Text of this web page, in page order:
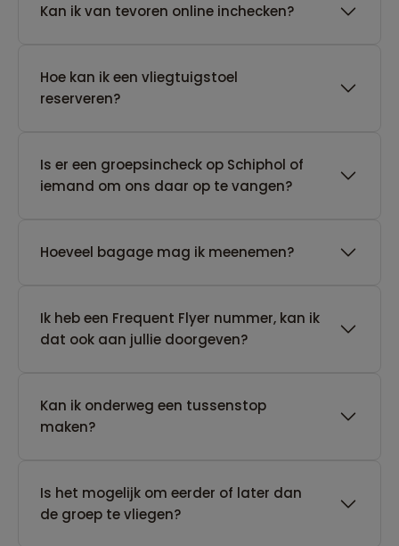
Kan ik van tevoren online inchecken?
Hoe kan ik een vliegtuigstoel
reserveren?
Is er een groepsincheck op Schiphol of
iemand om ons daar op te vangen?
Hoeveel bagage mag ik meenemen?
Ik heb een Frequent Flyer nummer, kan ik
dat ook aan jullie doorgeven?
Kan ik onderweg een tussenstop
maken?
Is het mogelijk om eerder of later dan
de groep te vliegen?